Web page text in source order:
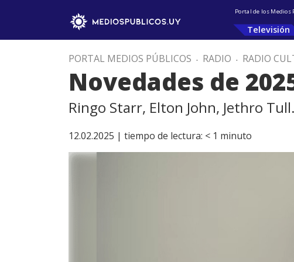
Portal de los
Televisión
PORTAL MEDIOS PÚBLICOS . RADIO . RADIO
Novedades de
Ringo Starr, Elton John, Jethro Tull.
12.02.2025 | tiempo de lectura: < 1 minuto